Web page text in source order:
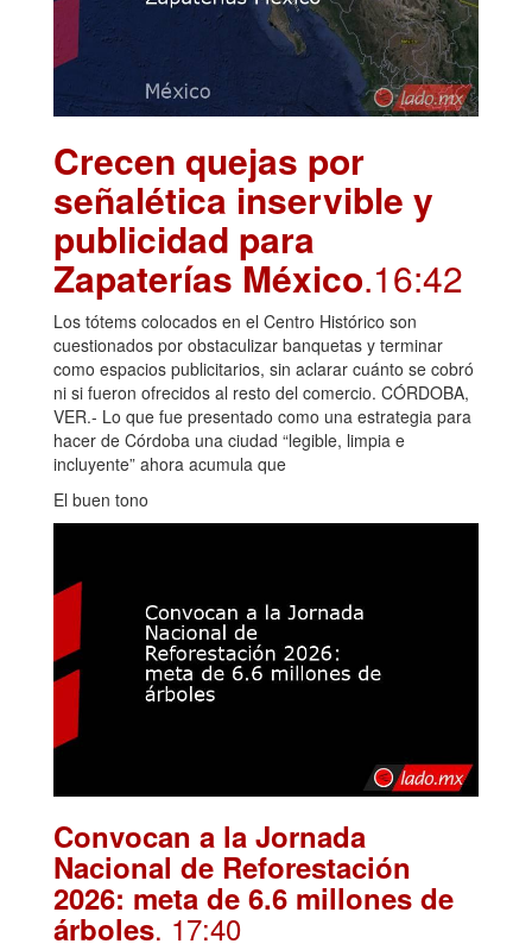
Crecen quejas por
señalética inservible y
publicidad para
Zapaterías México.16:42
Los tótems colocados en el Centro Histórico son
cuestionados por obstaculizar banquetas y terminar
como espacios publicitarios, sin aclarar cuánto se cobró
ni si fueron ofrecidos al resto del comercio. CÓRDOBA,
VER.- Lo que fue presentado como una estrategia para
hacer de Córdoba una ciudad “legible, limpia e
incluyente” ahora acumula que
El buen tono
Convocan a la Jornada
Nacional de Reforestación
2026: meta de 6.6 millones de
árboles. 17:40